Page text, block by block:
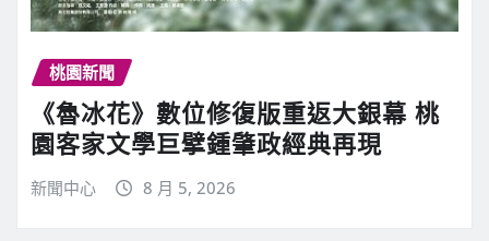
桃園新聞
《魯冰花》數位修復版重返大銀幕 桃
園客家文學巨擘鍾肇政經典再現
新聞中心 8 月 5, 2026